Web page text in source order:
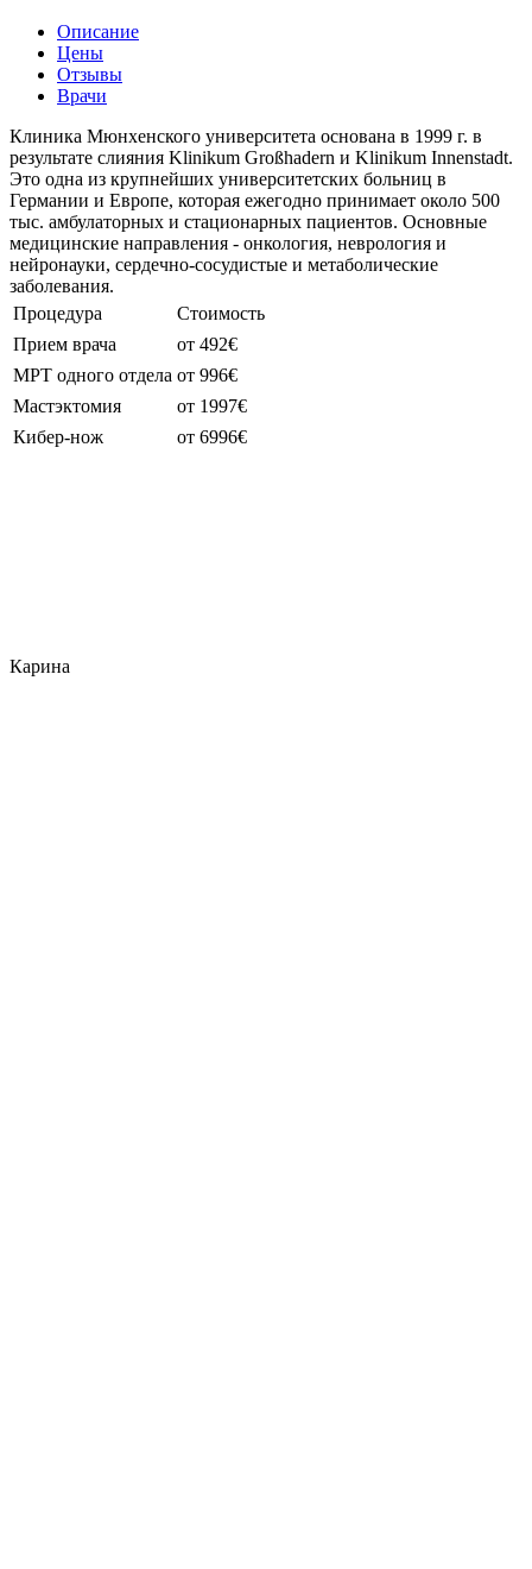
Описание
Цены
Отзывы
Врачи
Клиника Мюнхенского университета основана в 1999 г. в
результате слияния Klinikum Großhadern и Klinikum Innenstadt.
Это одна из крупнейших университетских больниц в
Германии и Европе, которая ежегодно принимает около 500
тыс. амбулаторных и стационарных пациентов. Основные
медицинские направления - онкология, неврология и
нейронауки, сердечно-сосудистые и метаболические
заболевания.
Процедура
Стоимость
Прием врача
от 492€
МРТ одного отдела от 996€
Мастэктомия
от 1997€
Кибер-нож
от 6996€
Карина